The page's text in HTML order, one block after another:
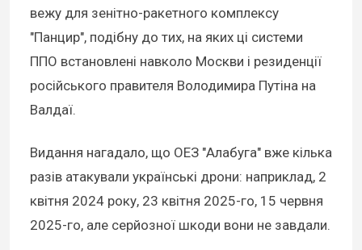
вежу для зенітно-ракетного комплексу
"Панцир", подібну до тих, на яких ці системи
ППО встановлені навколо Москви і резиденції
російського правителя Володимира Путіна на
Валдаї.
Видання нагадало, що ОЕЗ "Алабуга" вже кілька
разів атакували українські дрони: наприклад, 2
квітня 2024 року, 23 квітня 2025-го, 15 червня
2025-го, але серйозної шкоди вони не завдали.